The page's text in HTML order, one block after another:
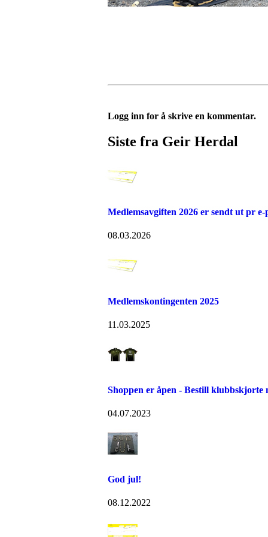
Logg inn for å skrive en kommentar.
Siste fra Geir Herdal
Medlemsavgiften 2026 er sendt ut pr e-
08.03.2026
Medlemskontingenten 2025
11.03.2025
Shoppen er åpen - Bestill klubbskjorte
04.07.2023
God jul!
08.12.2022